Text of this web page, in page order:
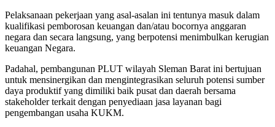
Pelaksanaan pekerjaan yang asal-asalan ini tentunya masuk dalam
kualifikasi pemborosan keuangan dan/atau bocornya anggaran
negara dan secara langsung, yang berpotensi menimbulkan kerugian
keuangan Negara.
Padahal, pembangunan PLUT wilayah Sleman Barat ini bertujuan
untuk mensinergikan dan mengintegrasikan seluruh potensi sumber
daya produktif yang dimiliki baik pusat dan daerah bersama
stakeholder terkait dengan penyediaan jasa layanan bagi
pengembangan usaha KUKM.